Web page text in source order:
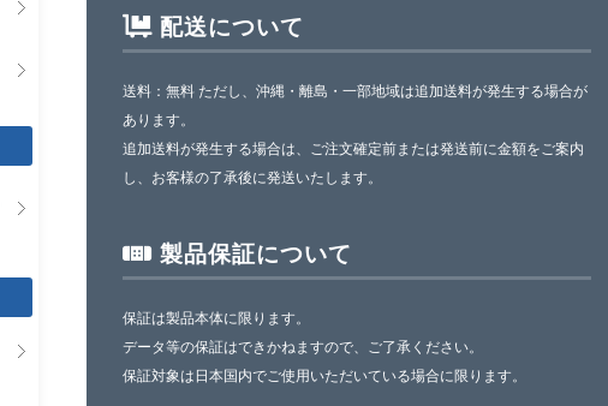
配送について
送料：無料 ただし、沖縄・離島・一部地域は追加送料が発生する場合が
あります。
追加送料が発生する場合は、ご注文確定前または発送前に金額をご案内
し、お客様の了承後に発送いたします。
製品保証について
保証は製品本体に限ります。
データ等の保証はできかねますので、ご了承ください。
保証対象は日本国内でご使用いただいている場合に限ります。